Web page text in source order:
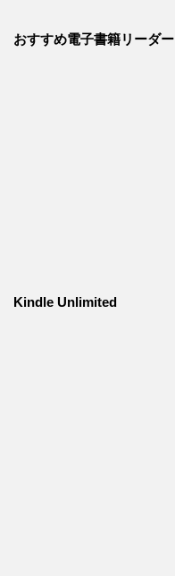
おすすめ電子書籍リーダー
Kindle Unlimited